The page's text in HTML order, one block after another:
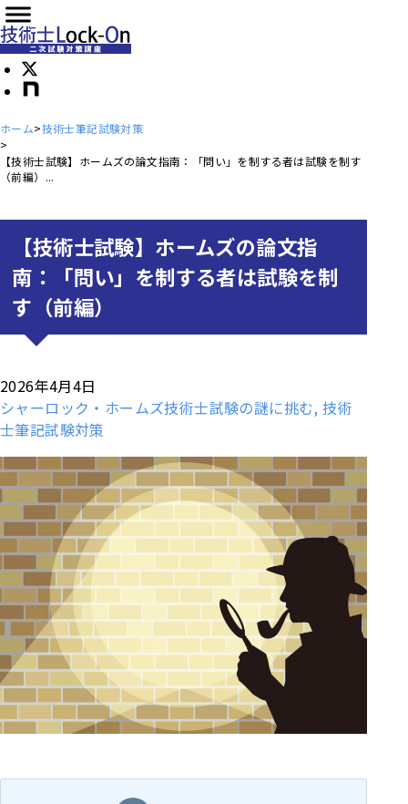
ホーム 技術士筆記試験対策
【技術士試験】ホームズの論文指南：「問い」を制する者は試験を制す
（前編）...
【技術士試験】ホームズの論文指
南：「問い」を制する者は試験を制
す（前編）
2026年4月4日
シャーロック・ホームズ技術士試験の謎に挑む, 技術
士筆記試験対策